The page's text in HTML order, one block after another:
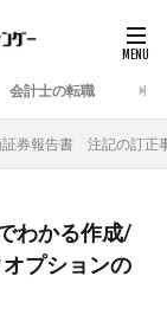
会計士の転職
証券報告書 注記の訂正
わかる作成/
プションの